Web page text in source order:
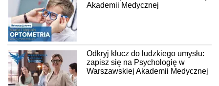
Akademii Medycznej
Odkryj klucz do ludzkiego umysłu:
zapisz się na Psychologię w
Warszawskiej Akademii Medycznej